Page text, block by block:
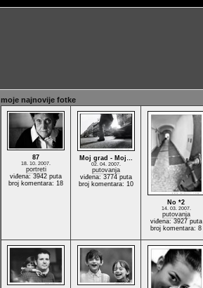
moje najnovije fotke
87
18. 10. 2007.
portreti
viđena: 3942 puta
broj komentara: 18
Moj grad - Moj…
02. 04. 2007.
putovanja
viđena: 3774 puta
broj komentara: 10
No *2
14. 03. 2007.
putovanja
viđena: 3927 puta
broj komentara: 8